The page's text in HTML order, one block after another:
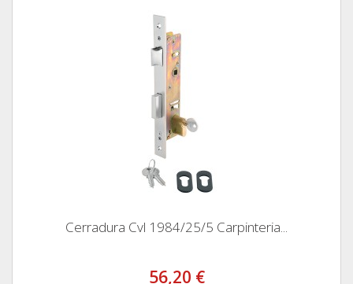
Cerradura Cvl 1984/25/5 Carpinteria...
56,20 €